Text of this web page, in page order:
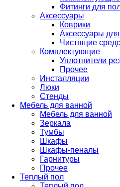
Фитинги для
Аксессуары
Коврики
Аксессуары
Чистящие
Комплектующие
Уплотнители
Прочее
Инсталляции
Люки
Стенды
Мебель для ванной
Мебель для ванной
Зеркала
Тумбы
Шкафы
Шкафы-пеналы
Гарнитуры
Прочее
Теплый пол